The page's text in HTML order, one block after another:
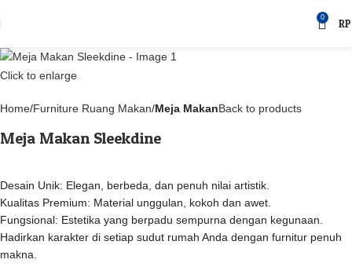
0 RP
Click to enlarge
Home Furniture Ruang Makan Meja MakanBack to products
Meja Makan Sleekdine
Desain Unik: Elegan, berbeda, dan penuh nilai artistik.
Kualitas Premium: Material unggulan, kokoh dan awet.
Fungsional: Estetika yang berpadu sempurna dengan kegunaan.
Hadirkan karakter di setiap sudut rumah Anda dengan furnitur penuh
makna.